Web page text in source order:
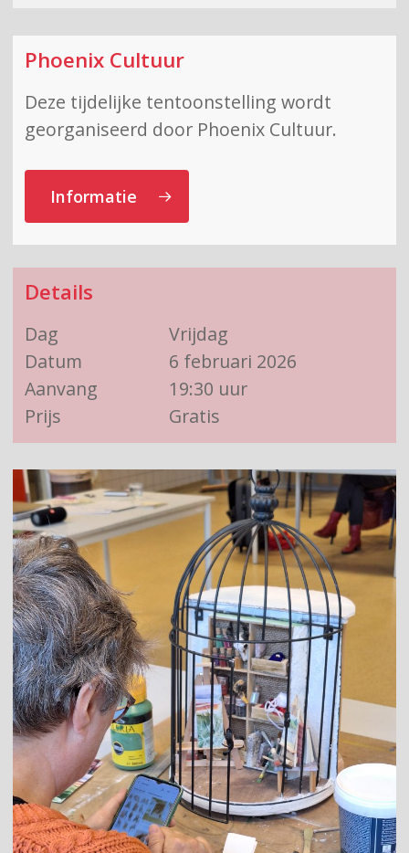
Phoenix Cultuur
Deze tijdelijke tentoonstelling wordt
georganiseerd door Phoenix Cultuur.
Informatie
Details
Dag
Vrijdag
Datum
6 februari 2026
Aanvang
19:30 uur
Prijs
Gratis